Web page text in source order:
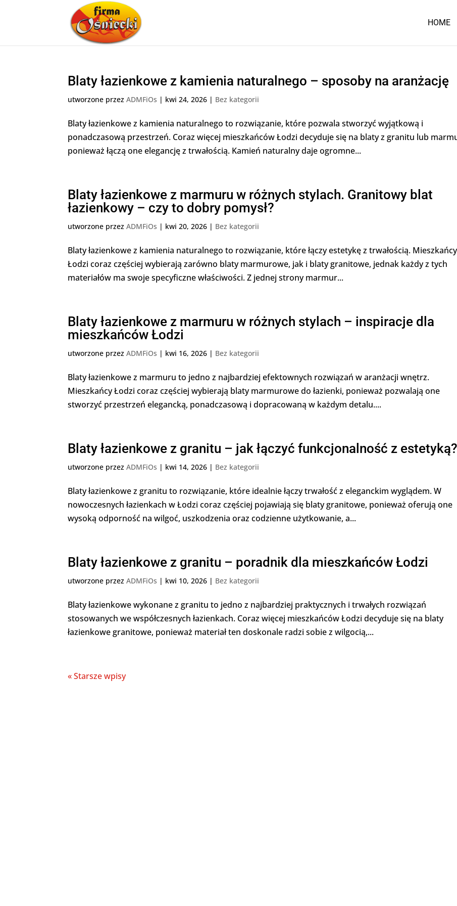
HOME
Blaty łazienkowe z kamienia naturalnego – sposoby na aranżację
utworzone przezADMFiOs | kwi 24, 2026 | Bez kategorii
Blaty łazienkowe z kamienia naturalnego to rozwiązanie, które pozwala stworzyć wyjątkową i
ponadczasową przestrzeń. Coraz więcej mieszkańców Łodzi decyduje się na blaty z granitu lub
ponieważ łączą one elegancję z trwałością. Kamień naturalny daje ogromne...
Blaty łazienkowe z marmuru w różnych stylach. Granitowy blat
łazienkowy – czy to dobry pomysł?
utworzone przezADMFiOs | kwi 20, 2026 | Bez kategorii
Blaty łazienkowe z kamienia naturalnego to rozwiązanie, które łączy estetykę z trwałością. Mieszkańcy
Łodzi coraz częściej wybierają zarówno blaty marmurowe, jak i blaty granitowe, jednak każdy z tych
materiałów ma swoje specyficzne właściwości. Z jednej strony marmur...
Blaty łazienkowe z marmuru w różnych stylach – inspiracje dla
mieszkańców Łodzi
utworzone przezADMFiOs | kwi 16, 2026 | Bez kategorii
Blaty łazienkowe z marmuru to jedno z najbardziej efektownych rozwiązań w aranżacji wnętrz.
Mieszkańcy Łodzi coraz częściej wybierają blaty marmurowe do łazienki, ponieważ pozwalają one
stworzyć przestrzeń elegancką, ponadczasową i dopracowaną w każdym detalu....
Blaty łazienkowe z granitu – jak łączyć funkcjonalność z estetyką?
utworzone przezADMFiOs | kwi 14, 2026 | Bez kategorii
Blaty łazienkowe z granitu to rozwiązanie, które idealnie łączy trwałość z eleganckim wyglądem. W
nowoczesnych łazienkach w Łodzi coraz częściej pojawiają się blaty granitowe, ponieważ oferują one
wysoką odporność na wilgoć, uszkodzenia oraz codzienne użytkowanie, a...
Blaty łazienkowe z granitu – poradnik dla mieszkańców Łodzi
utworzone przezADMFiOs | kwi 10, 2026 | Bez kategorii
Blaty łazienkowe wykonane z granitu to jedno z najbardziej praktycznych i trwałych rozwiązań
stosowanych we współczesnych łazienkach. Coraz więcej mieszkańców Łodzi decyduje się na blaty
łazienkowe granitowe, ponieważ materiał ten doskonale radzi sobie z wilgocią,...
« Starsze wpisy